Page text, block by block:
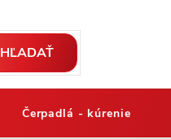
HĽADAŤ
Čerpadlá - kúrenie